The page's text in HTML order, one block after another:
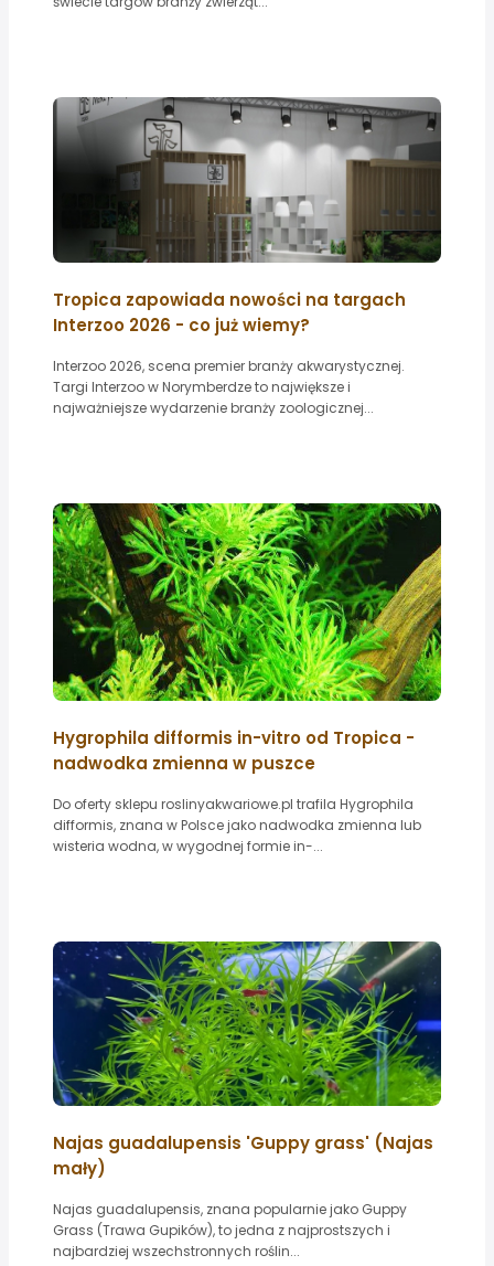
Tropica zapowiada nowości na targach
Interzoo 2026 - co już wiemy?
Interzoo 2026, scena premier branży akwarystycznej.
Targi Interzoo w Norymberdze to największe i
najważniejsze wydarzenie branży zoologicznej...
Hygrophila difformis in-vitro od Tropica -
nadwodka zmienna w puszce
Do oferty sklepu roslinyakwariowe.pl trafila Hygrophila
difformis, znana w Polsce jako nadwodka zmienna lub
wisteria wodna, w wygodnej formie in-...
Najas guadalupensis 'Guppy grass' (Najas
mały)
Najas guadalupensis, znana popularnie jako Guppy
Grass (Trawa Gupików), to jedna z najprostszych i
najbardziej wszechstronnych roślin...